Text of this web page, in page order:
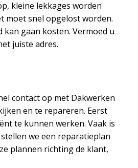
kleine lekkages worden
moet snel opgelost worden.
gaan kosten. Vermoed u
juiste adres.
contact op met Dakwerken
en te repareren. Eerst
te kunnen werken. Vaak is
we een reparatieplan
plannen richting de klant,